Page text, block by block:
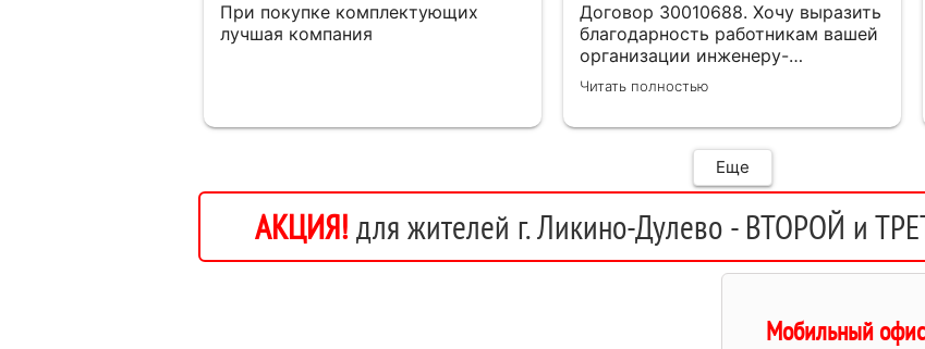
При покупке комплектующих
лучшая компания
Договор 30010688. Хочу выразить
благодарность работникам вашей
организации инженеру-
замерщику Кулабухову Николаю,и
мастеру монтажа Илье .Спасибо
подписания договора назначили
дату ,приехал Илья ( мастер
быстро,качественно,профессионально
сделал свою работу,убрал за
собой ,что очень приятно.Мне все
Читать полностью
Еще
АКЦИЯ!для жителей г. Ликино-Дулево - ВТОРОЙ и
Мобильный